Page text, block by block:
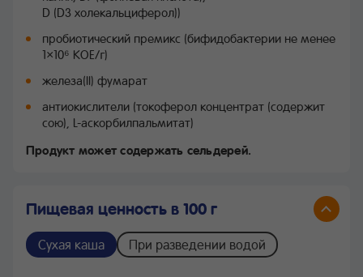
D (D3 холекальциферол))
пробиотический премикс (бифидобактерии не менее
1×10⁶ КОЕ/г)
железа(II) фумарат
антиокислители (токоферол концентрат (содержит
сою), L-аскорбилпальмитат)
Продукт может содержать сельдерей.
Пищевая ценность в 100 г
Сухая каша При разведении водой